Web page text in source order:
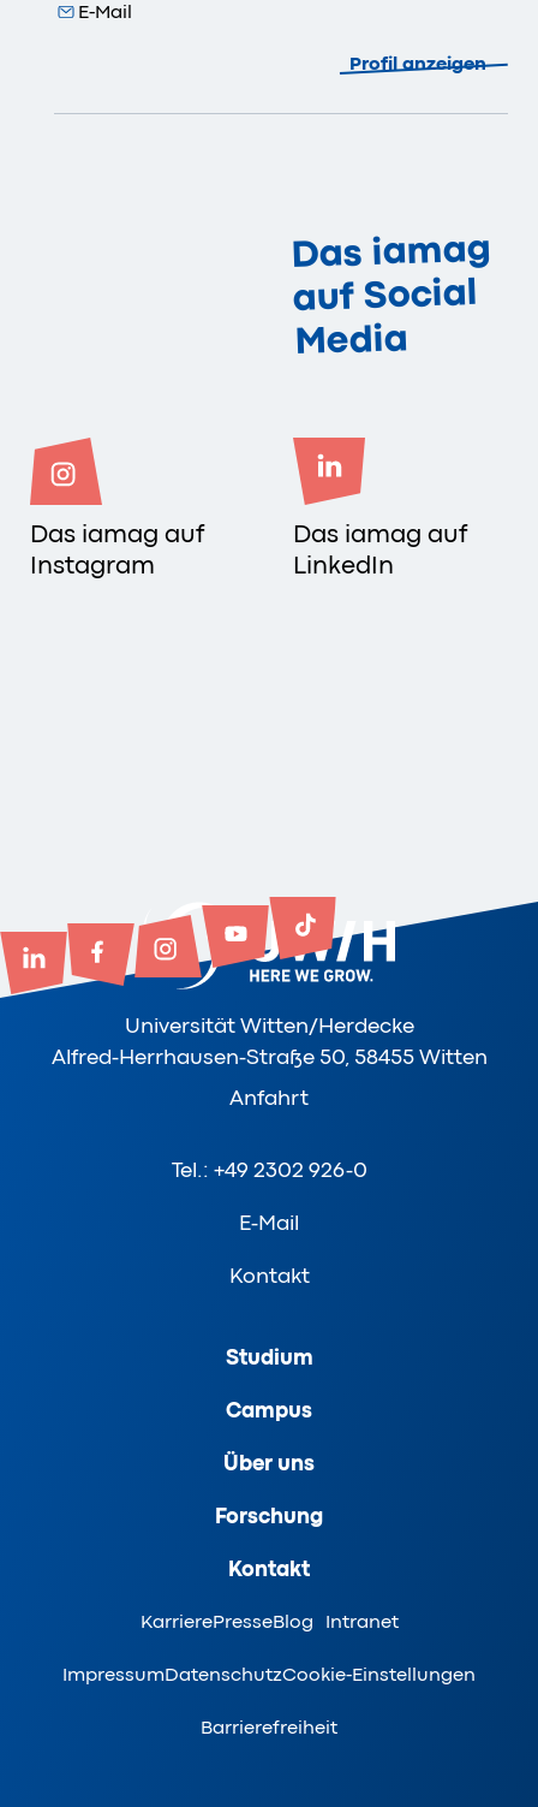
E-Mail
Profil anzeigen
Das iamag
auf Social
Media
Das iamag auf
Instagram
Das iamag auf
LinkedIn
Universität Witten/Herdecke
Alfred-Herrhausen-Straße 50, 58455 Witten
Anfahrt
Tel.: +49 2302 926-0
E-Mail
Kontakt
Studium
Campus
Über uns
Forschung
Kontakt
KarrierePresseBlog Intranet
ImpressumDatenschutzCookie-Einstellungen
Barrierefreiheit